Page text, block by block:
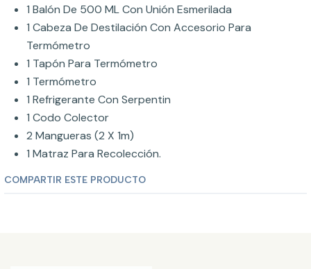
1 Balón De 500 ML Con Unión Esmerilada
1 Cabeza De Destilación Con Accesorio Para
Termómetro
1 Tapón Para Termómetro
1 Termómetro
1 Refrigerante Con Serpentin
1 Codo Colector
2 Mangueras (2 X 1m)
1 Matraz Para Recolección.
COMPARTIR ESTE PRODUCTO